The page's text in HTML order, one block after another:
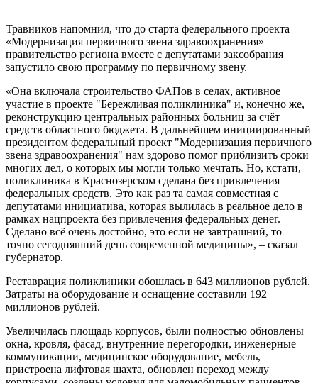
Травников напомнил, что до старта федерального проекта
«Модернизация первичного звена здравоохранения»
правительство региона вместе с депутатами заксобрания
запустило свою программу по первичному звену.
«Она включала строительство ФАПов в селах, активное
участие в проекте "Бережливая поликлиника" и, конечно же,
реконструкцию центральных районных больниц за счёт
средств областного бюджета. В дальнейшем инициированный
президентом федеральный проект "Модернизация первичного
звена здравоохранения" нам здорово помог приблизить сроки
многих дел, о которых мы могли только мечтать. Но, кстати,
поликлиника в Краснозерском сделана без привлечения
федеральных средств. Это как раз та самая совместная с
депутатами инициатива, которая вылилась в реальное дело в
рамках нацпроекта без привлечения федеральных денег.
Сделано всё очень достойно, это если не завтрашний, то
точно сегодняшний день современной медицины», – сказал
губернатор.
Реставрация поликлиники обошлась в 643 миллионов рублей.
Затраты на оборудование и оснащение составили 192
миллионов рублей.
Увеличилась площадь корпусов, были полностью обновлены
окна, кровля, фасад, внутренние перегородки, инженерные
коммуникации, медицинское оборудование, мебель,
пристроена лифтовая шахта, обновлен переход между